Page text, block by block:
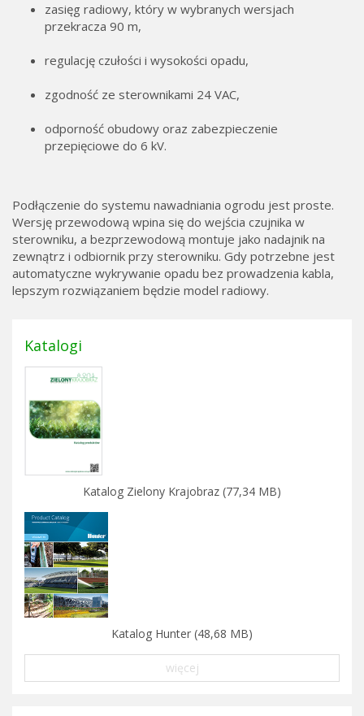
zasięg radiowy, który w wybranych wersjach
przekracza 90 m,
regulację czułości i wysokości opadu,
zgodność ze sterownikami 24 VAC,
odporność obudowy oraz zabezpieczenie
przepięciowe do 6 kV.
Podłączenie do systemu nawadniania ogrodu jest proste.
Wersję przewodową wpina się do wejścia czujnika w
sterowniku, a bezprzewodową montuje jako nadajnik na
zewnątrz i odbiornik przy sterowniku. Gdy potrzebne jest
automatyczne wykrywanie opadu bez prowadzenia kabla,
lepszym rozwiązaniem będzie model radiowy.
Katalogi
Katalog Zielony Krajobraz (77,34 MB)
Katalog Hunter (48,68 MB)
więcej